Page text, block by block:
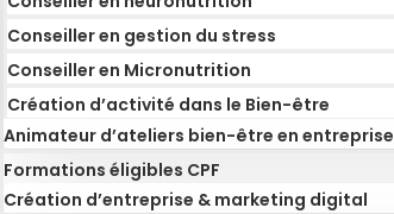
Conseiller en gestion du stress
Conseiller en Micronutrition
Création d’activité dans le Bien-être
Animateur d’ateliers bien-être en entreprise
Formations éligibles CPF
Création d’entreprise & marketing digital